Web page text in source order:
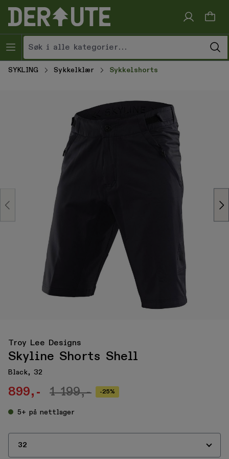
Hopp til innhold
SYKLING Sykkelklær Sykkelshorts
Troy Lee Designs
Skyline Shorts Shell
Black, 32
899,- 1 199,- -25%
5+ på nettlager
32